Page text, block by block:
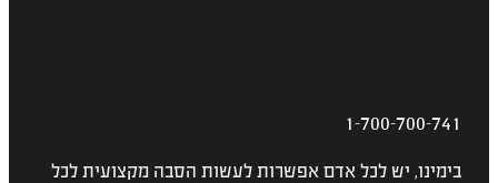
1-700-700-741
בימינו, יש לכל אדם אפשרות לעשות הסבה מקצועית לכל